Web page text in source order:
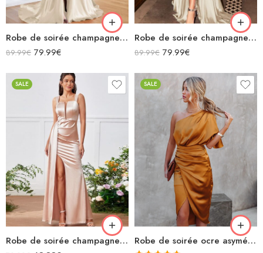
Robe de soirée champagne en satin décolleté carré longue fendue sirène
89.99€ 79.99€
Robe de soirée champagne en satin fluide col bénitier bretelles longue fendue
89.99€ 79.99€
SALE
Robe de soirée champagne en satin longue fendue à bretelles
SALE
Robe de soirée ocre asymétrique en satin